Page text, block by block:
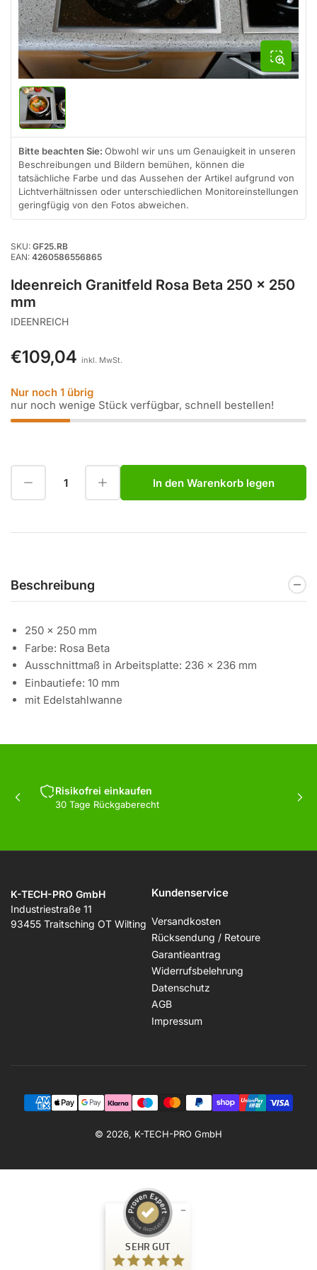
Bild
in
Galerieansicht
1
laden
Bitte beachten Sie: Obwohl wir uns um Genauigkeit in unseren
Beschreibungen und Bildern bemühen, können die
tatsächliche Farbe und das Aussehen der Artikel aufgrund von
Lichtverhältnissen oder unterschiedlichen Monitoreinstellungen
geringfügig von den Fotos abweichen.
SKU: GF25.RB
EAN: 4260586556865
Ideenreich Granitfeld Rosa Beta 250 x 250
mm
IDEENREICH
Normaler
€109,04 inkl. MwSt.
Nur noch 1 übrig
nur noch wenige Stück verfügbar, schnell bestellen!
Menge reduzieren für Ideenreich Granitfeld Rosa Beta 250 x 250 mm Menge erhöhen für Ideenreich Granitfeld Rosa Beta 250 x 250 mm In den Warenkorb legen
Beschreibung
250 x 250 mm
Farbe: Rosa Beta
Ausschnittmaß in Arbeitsplatte: 236 x 236 mm
Einbautiefe: 10 mm
mit Edelstahlwanne
Risikofrei einkaufen
30 Tage Rückgaberecht
Vorherige
K-TECH-PRO GmbH
Industriestraße 11
93455 Traitsching OT Wilting
Kundenservice
Versandkosten
Rücksendung / Retoure
Garantieantrag
Widerrufsbelehrung
Datenschutz
AGB
Impressum
© 2026, K-TECH-PRO GmbH
Zahlungsmethoden
SEHR GUT
Kundenbewertungen und Erfahrungen zu
K-TECH-PRO GmbH